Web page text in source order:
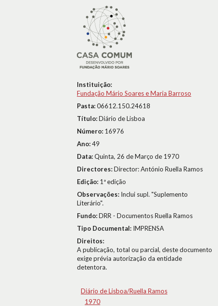
Instituição:
Fundação Mário Soares e Maria Barroso
Pasta:06612.150.24618
Título:Diário de Lisboa
Número: 16976
Ano:49
Data:Quinta, 26 de Março de 1970
Directores:Director: António Ruella Ramos
Edição: 1ª edição
Observações: Inclui supl. "Suplemento
Literário".
Fundo:DRR - Documentos Ruella Ramos
Tipo Documental: IMPRENSA
Direitos:
A publicação, total ou parcial, deste documento
exige prévia autorização da entidade
detentora.
Diário de Lisboa/Ruella Ramos
1970